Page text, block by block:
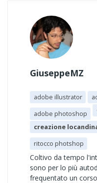
GiuseppeMZ
adobe illustrator
adobe photoshop
creazione
ritocco photshop
Coltivo da tempo
sono per lo più
frequentato un